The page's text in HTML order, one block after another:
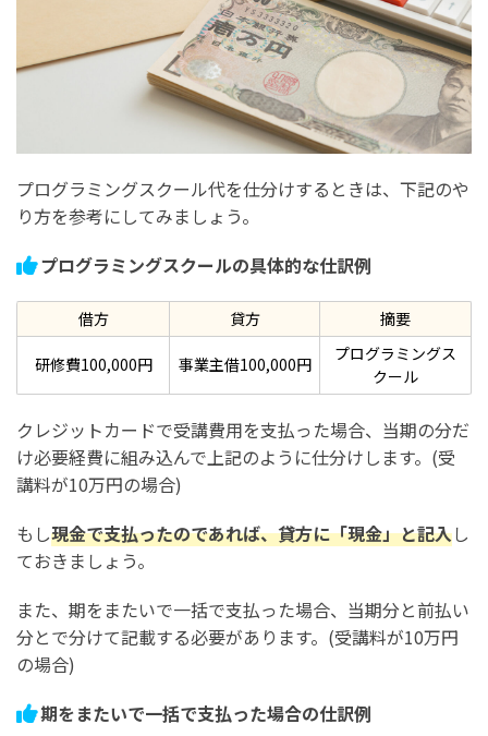
プログラミングスクール代を仕分けするときは、下記のや
り方を参考にしてみましょう。
プログラミングスクールの具体的な仕訳例
借方 貸方 摘要
研修費100,000円 事業主借100,000円
プログラミングス
クール
クレジットカードで受講費用を支払った場合、当期の分だ
け必要経費に組み込んで上記のように仕分けします。(受
講料が10万円の場合)
もし現金で支払ったのであれば、貸方に「現金」と記入し
ておきましょう。
また、期をまたいで一括で支払った場合、当期分と前払い
分とで分けて記載する必要があります。(受講料が10万円
の場合)
期をまたいで一括で支払った場合の仕訳例